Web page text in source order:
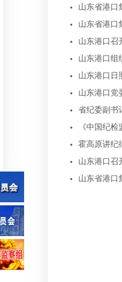
山东省港口
山东省港口
山东港口召
山东港口组
山东港口日
山东港口党
省纪委副书
《中国纪
霍高原讲纪
山东港口召
山东省港口